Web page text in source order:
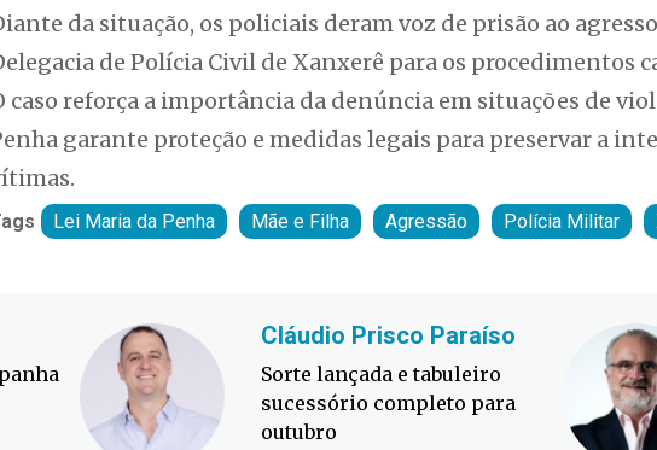
da situação, os policiais deram voz de prisão ao
de Polícia Civil de Xanxerê para os procedimentos
caso reforça a importância da denúncia em situações de
garante proteção e medidas legais para preservar a
Lei Maria da Penha Mãe e Filha Agressão Polícia Militar
Cláudio Prisco Paraíso
Sorte lançada e tabuleiro
sucessório completo para
outubro